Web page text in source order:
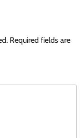
Required fields are